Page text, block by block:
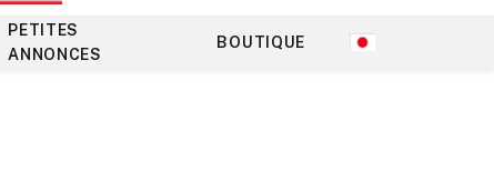
PETITES
ANNONCES
BOUTIQUE